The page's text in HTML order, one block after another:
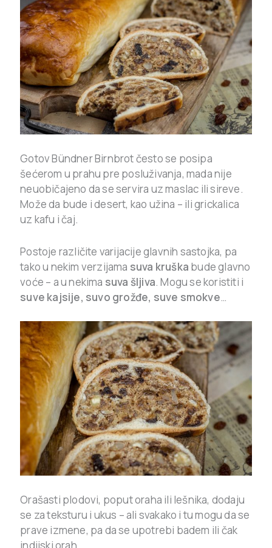
Gotov Bündner Birnbrot često se posipa
šećerom u prahu pre posluživanja, mada nije
neuobičajeno da se servira uz maslac ili sireve.
Može da bude i desert, kao užina – ili grickalica
uz kafu i čaj.
Postoje različite varijacije glavnih sastojka, pa
tako u nekim verzijama suva kruška bude glavno
voće – a u nekima suva šljiva. Mogu se koristiti i
suve kajsije, suvo grožđe, suve smokve…
Orašasti plodovi, poput oraha ili lešnika, dodaju
se za teksturu i ukus – ali svakako i tu mogu da se
prave izmene, pa da se upotrebi badem ili čak